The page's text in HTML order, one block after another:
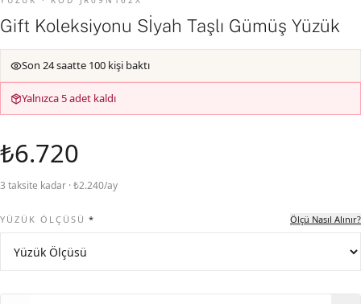
Gift Koleksiyonu Sİyah Taşlı Gümüş Yüzük
Son 24 saatte 100 kişi baktı
Yalnızca 5 adet kaldı
₺6.720
3 taksite kadar · ₺2.240/ay
YÜZÜK ÖLÇÜSÜ * Ölçü Nasıl Alınır?